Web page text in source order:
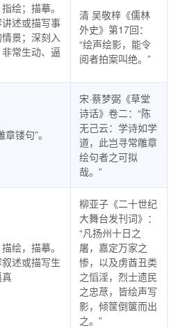
绘；描摹。
述或描写事
景；深刻入
常生动、逼
清 吴敬梓《儒林
外史》第17回：
“绘声绘影，能令
阅者拍案叫绝。”
章镂句”。
宋·蔡梦弼《草堂
诗话》卷二：“陈
无己云：学诗如学
道，此岂寻常雕章
绘句者之可拟
哉。”
绘，描摹。
述或描写生
柳亚子《二十世纪
大舞台发刊词》：
“凡扬州十日之
屠，嘉定万家之
惨，以及虏酋丑类
之慆淫，烈士遗民
之忠荩，皆绘声写
影，倾筐倒箧而出
之。”